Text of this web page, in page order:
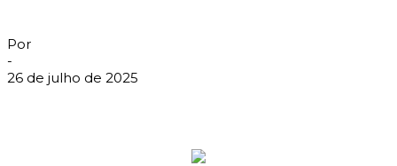
Por
-
26 de julho de 2025